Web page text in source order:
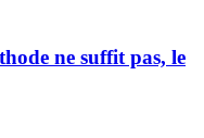
ne suffit pas, le